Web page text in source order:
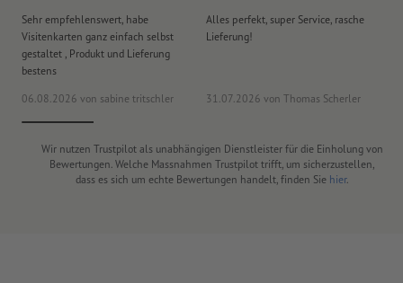
Sehr empfehlenswert, habe
Visitenkarten ganz einfach selbst
gestaltet , Produkt und Lieferung
bestens
06.08.2026 von sabine tritschler
Alles perfekt, super Service, rasche
Lieferung!
31.07.2026 von Thomas Scherler
Wir nutzen Trustpilot als unabhängigen Dienstleister für die Einholung von
Bewertungen. Welche Massnahmen Trustpilot trifft, um sicherzustellen,
dass es sich um echte Bewertungen handelt, finden Sie hier.